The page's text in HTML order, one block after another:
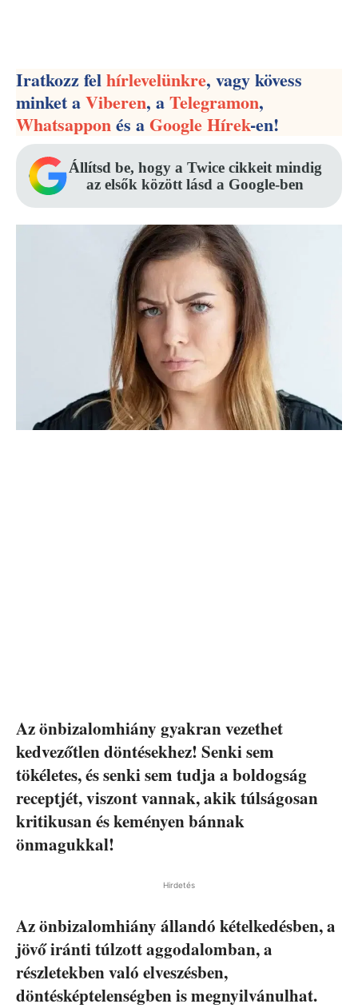
Iratkozz felhírlevelünkre, vagy kövess
minket aViberen, aTelegramon,
Whatsapponés aGoogle Hírek-en!
Állítsd be, hogy a Twice cikkeit mindig
az elsők között lásd a Google-ben
Az önbizalomhiány gyakran vezethet
kedvezőtlen döntésekhez! Senki sem
tökéletes, és senki sem tudja a boldogság
receptjét, viszont vannak, akik túlságosan
kritikusan és keményen bánnak
önmagukkal!
Hirdetés
Az önbizalomhiány állandó kételkedésben, a
jövő iránti túlzott aggodalomban, a
részletekben való elveszésben,
döntésképtelenségben is megnyilvánulhat.